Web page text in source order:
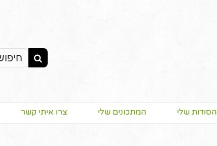
Search
for:
הסודות שלי המתכונים שלי צרו איתי קשר